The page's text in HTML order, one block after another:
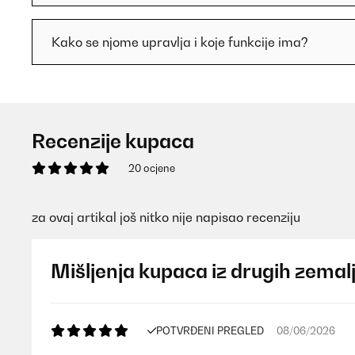
Kako se njome upravlja i koje funkcije ima?
Recenzije kupaca
20 ocjene
za ovaj artikal još nitko nije napisao recenziju
Mišljenja kupaca iz drugih
POTVRĐENI PREGLED 08/06/2026